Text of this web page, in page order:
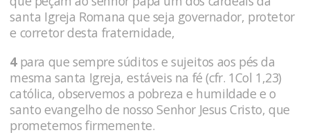
santa Igreja Romana que seja governador, protetor
e corretor desta fraternidade,
4para que sempre súditos e sujeitos aos pés da
mesma santa Igreja, estáveis na fé (cfr. 1Col 1,23)
católica, observemos a pobreza e humildade e o
santo evangelho de nosso Senhor Jesus Cristo, que
prometemos firmemente.